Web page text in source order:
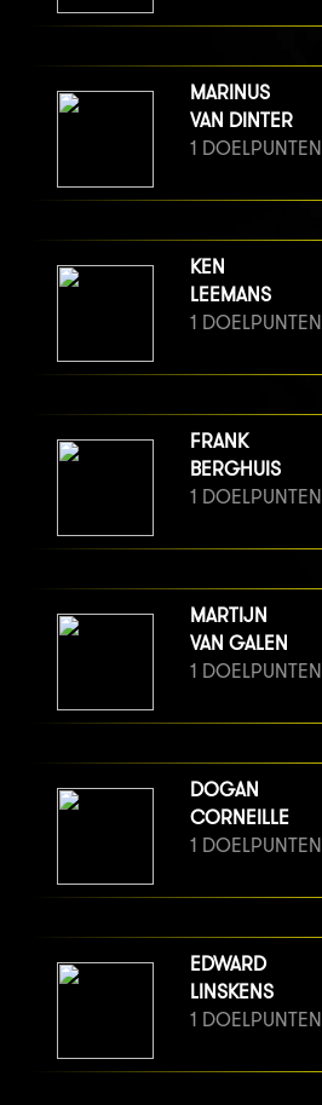
MARINUS
VAN DINTER
1 DOELPUNTEN
KEN
LEEMANS
1 DOELPUNTEN
FRANK
BERGHUIS
1 DOELPUNTEN
MARTIJN
VAN GALEN
1 DOELPUNTEN
DOGAN
CORNEILLE
1 DOELPUNTEN
EDWARD
LINSKENS
1 DOELPUNTEN